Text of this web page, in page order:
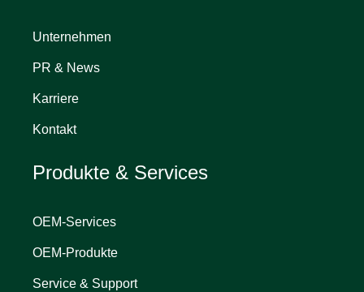
Unternehmen
PR & News
Karriere
Kontakt
Produkte & Services
OEM-Services
OEM-Produkte
Service & Support